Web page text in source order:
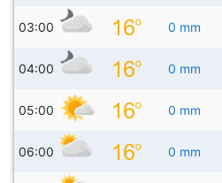
03:00 0 mm
04:00 0 mm
05:00 0 mm
06:00 0 mm